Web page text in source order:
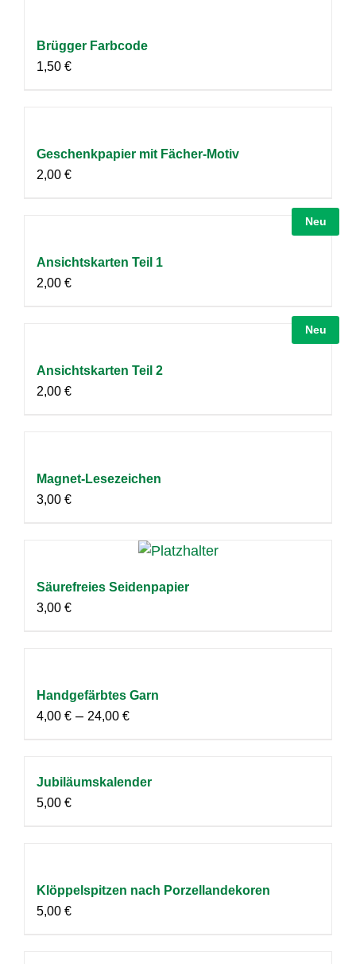
Brügger Farbcode
1,50 €
Geschenkpapier mit Fächer-Motiv
2,00 €
Neu
Ansichtskarten Teil 1
2,00 €
Neu
Ansichtskarten Teil 2
2,00 €
Magnet-Lesezeichen
3,00 €
Säurefreies Seidenpapier
3,00 €
Handgefärbtes Garn
4,00 € – 24,00 €
Jubiläumskalender
5,00 €
Klöppelspitzen nach Porzellandekoren
5,00 €